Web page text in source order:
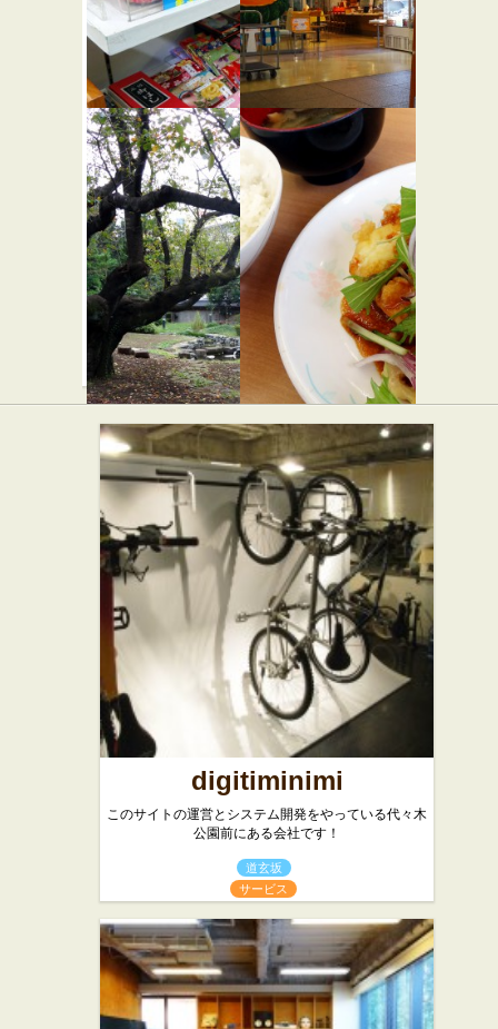
コミュニ
ティ・ス
トア オリ
ンピック
センター
店
カフェフ
レンズ
カフェ・喫茶店
パン屋
茶室 桜花
亭
カフェテ
リアふじ
和食 洋食
digitiminimi
このサイトの運営とシステム開発をやっている代々木
公園前にある会社です！
道玄坂
サービス